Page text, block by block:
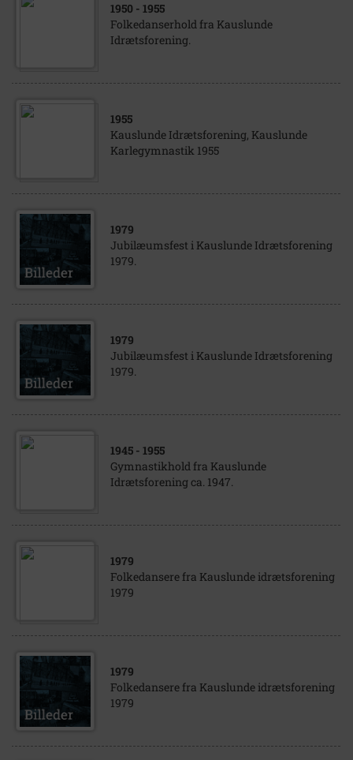
1950 - 1955
Folkedanserhold fra Kauslunde
Idrætsforening.
1955
Kauslunde Idrætsforening, Kauslunde
Karlegymnastik 1955
1979
Jubilæumsfest i Kauslunde Idrætsforening
1979.
1979
Jubilæumsfest i Kauslunde Idrætsforening
1979.
1945 - 1955
Gymnastikhold fra Kauslunde
Idrætsforening ca. 1947.
1979
Folkedansere fra Kauslunde idrætsforening
1979
1979
Folkedansere fra Kauslunde idrætsforening
1979